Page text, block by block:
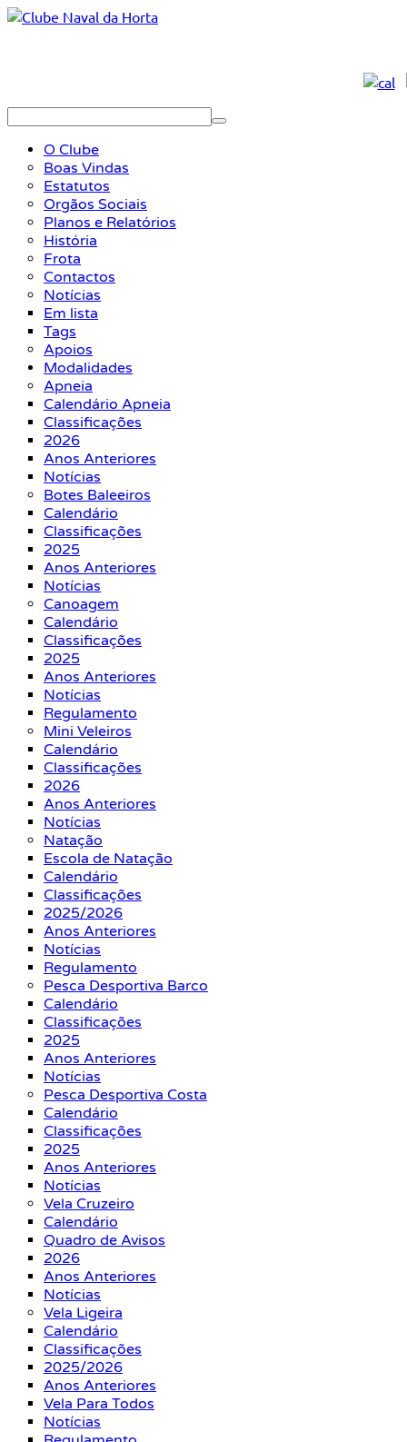
O Clube
Boas Vindas
Estatutos
Orgãos Sociais
Planos e Relatórios
História
Frota
Contactos
Notícias
Em lista
Tags
Apoios
Modalidades
Apneia
Calendário Apneia
Classificações
2026
Anos Anteriores
Notícias
Botes Baleeiros
Calendário
Classificações
2025
Anos Anteriores
Notícias
Canoagem
Calendário
Classificações
2025
Anos Anteriores
Notícias
Regulamento
Mini Veleiros
Calendário
Classificações
2026
Anos Anteriores
Notícias
Natação
Escola de Natação
Calendário
Classificações
2025/2026
Anos Anteriores
Notícias
Regulamento
Pesca Desportiva Barco
Calendário
Classificações
2025
Anos Anteriores
Notícias
Pesca Desportiva Costa
Calendário
Classificações
2025
Anos Anteriores
Notícias
Vela Cruzeiro
Calendário
Quadro de Avisos
2026
Anos Anteriores
Notícias
Vela Ligeira
Calendário
Classificações
2025/2026
Anos Anteriores
Vela Para Todos
Notícias